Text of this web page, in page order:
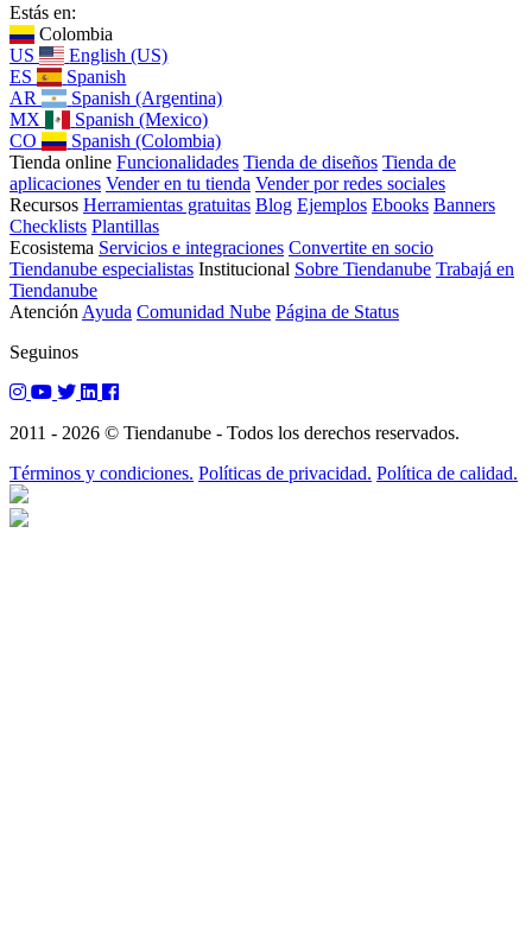
Estás en:
Colombia
US
English (US)
ES
Spanish
AR
Spanish (Argentina)
MX
Spanish (Mexico)
CO
Spanish (Colombia)
Tienda online Funcionalidades Tienda de diseños Tienda de
aplicaciones Vender en tu tienda Vender por redes sociales
Recursos Herramientas gratuitas Blog Ejemplos Ebooks Banners
Checklists Plantillas
Ecosistema Servicios e integraciones Convertite en socio
Tiendanube especialistas Institucional Sobre Tiendanube Trabajá en
Tiendanube
Atención Ayuda Comunidad Nube Página de Status
Seguinos
2011 - 2026 © Tiendanube - Todos los derechos reservados.
Términos y condiciones. Políticas de privacidad. Política de calidad.